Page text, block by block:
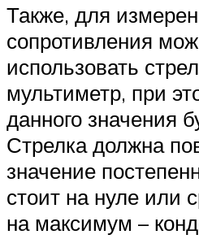
Также, для
сопротивления
использовать
мультиметр, при
данного значения
Стрелка должна
значение
стоит на нуле или
на максимум –